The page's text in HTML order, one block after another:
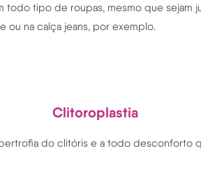
tipo de roupas, mesmo que sejam
ou na calça jeans, por exemplo.
Clitoroplastia
do clitóris e a todo desconforto